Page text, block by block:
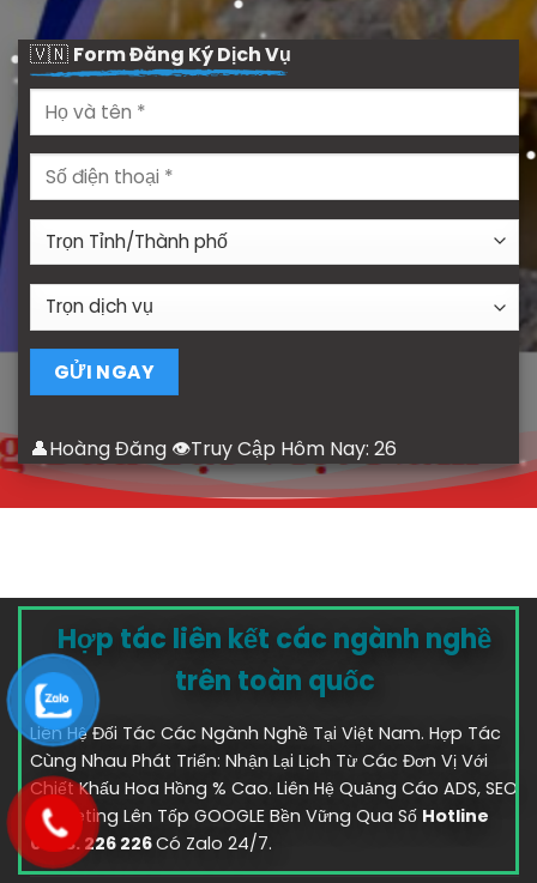
🇻🇳 Form Đăng Ký Dịch Vụ
👤Hoàng Đăng 👁Truy Cập Hôm Nay: 26
Hợp tác liên kết các ngành nghề
trên toàn quốc
Liên Hệ Đối Tác Các Ngành Nghề Tại Việt Nam. Hợp Tác
Cùng Nhau Phát Triển: Nhận Lại Lịch Từ Các Đơn Vị Với
Chiết Khấu Hoa Hồng % Cao. Liên Hệ Quảng Cáo ADS, SEO
marketing Lên Tốp GOOGLE Bền Vững Qua Số Hotline
0583. 226 226Có Zalo 24/7.